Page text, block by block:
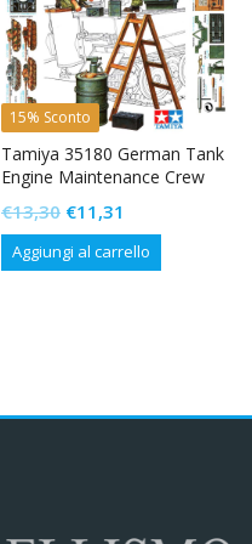
15% Sconto
Tamiya 35180 German Tank
Engine Maintenance Crew
€13,30Il
prezzo
originale
€11,31Il
prezzo
attuale
Aggiungi al carrello